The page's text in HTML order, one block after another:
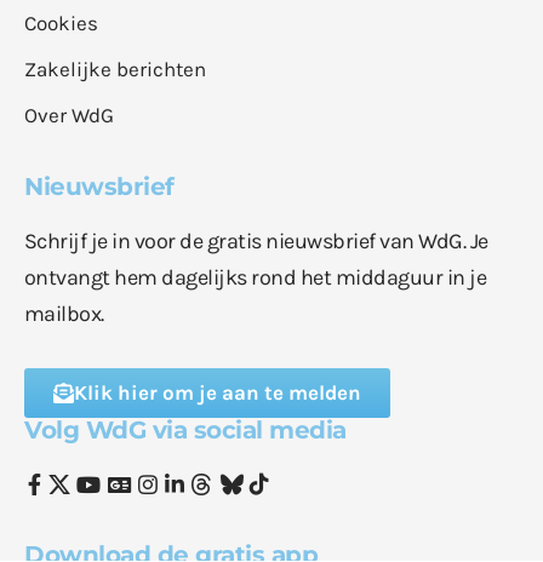
Cookies
Zakelijke berichten
Over WdG
Nieuwsbrief
Schrijf je in voor de gratis nieuwsbrief van WdG. Je
ontvangt hem dagelijks rond het middaguur in je
mailbox.
Klik hier om je aan te melden
Volg WdG via social media
Download de gratis app